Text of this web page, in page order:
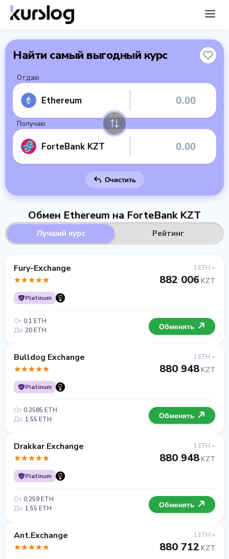
Найти самый выгодный курс
Отдаю
Ethereum
Получаю
ForteBank KZT
Очистить
Обмен Ethereum на ForteBank KZT
Лучший курс Рейтинг
Fury-Exchange
Platinum
1 ETH =
882 006 KZT
От 0.1 ETH
До 20 ETH Обменять
Bulldog Exchange
Platinum
1 ETH =
880 948KZT
От 0.2585 ETH
До 1.55 ETH Обменять
Drakkar Exchange
Platinum
1 ETH =
880 948KZT
От 0.259 ETH
До 1.55 ETH Обменять
Ant.Exchange 1 ETH =
880 712 KZT